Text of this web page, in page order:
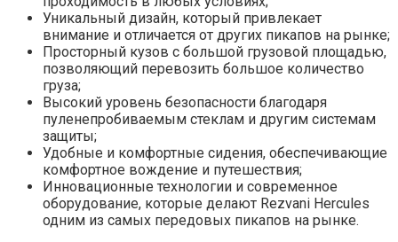
Уникальный дизайн, который привлекает
внимание и отличается от других пикапов на рынке;
Просторный кузов с большой грузовой площадью,
позволяющий перевозить большое количество
груза;
Высокий уровень безопасности благодаря
пуленепробиваемым стеклам и другим системам
защиты;
Удобные и комфортные сидения, обеспечивающие
комфортное вождение и путешествия;
Инновационные технологии и современное
оборудование, которые делают Rezvani Hercules
одним из самых передовых пикапов на рынке.